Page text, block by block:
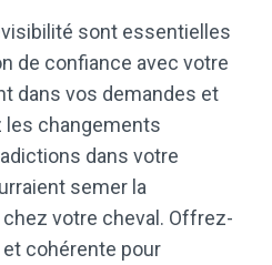
sont essentielles
de confiance avec votre
dans vos demandes et
les changements
dans votre
semer la
votre cheval. Offrez-
cohérente pour